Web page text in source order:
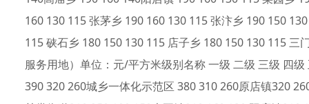
160 130 115 张茅乡 190 160 130 115 张汴乡 190 150
115 硖石乡 180 150 130 115 店子乡 180 150 130 115
服务用地）单位：元/平方米级别名称 一级 二级 三级 四
390 320 260城乡一体化示范区 380 310 260原店镇320